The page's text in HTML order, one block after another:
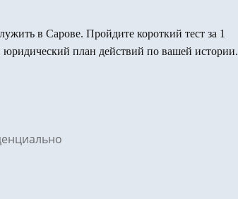
в Сарове. Пройдите короткий тест за 1
план действий по вашей истории.